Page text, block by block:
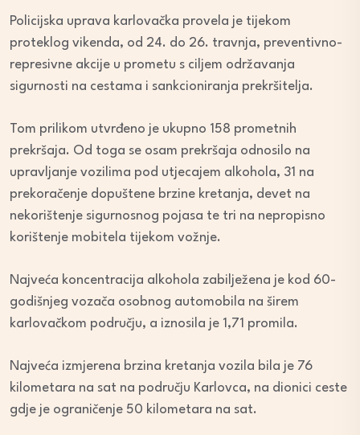
Policijska uprava karlovačka provela je tijekom
proteklog vikenda, od 24. do 26. travnja, preventivno-
represivne akcije u prometu s ciljem održavanja
sigurnosti na cestama i sankcioniranja prekršitelja.
Tom prilikom utvrđeno je ukupno 158 prometnih
prekršaja. Od toga se osam prekršaja odnosilo na
upravljanje vozilima pod utjecajem alkohola, 31 na
prekoračenje dopuštene brzine kretanja, devet na
nekorištenje sigurnosnog pojasa te tri na nepropisno
korištenje mobitela tijekom vožnje.
Najveća koncentracija alkohola zabilježena je kod 60-
godišnjeg vozača osobnog automobila na širem
karlovačkom području, a iznosila je 1,71 promila.
Najveća izmjerena brzina kretanja vozila bila je 76
kilometara na sat na području Karlovca, na dionici ceste
gdje je ograničenje 50 kilometara na sat.